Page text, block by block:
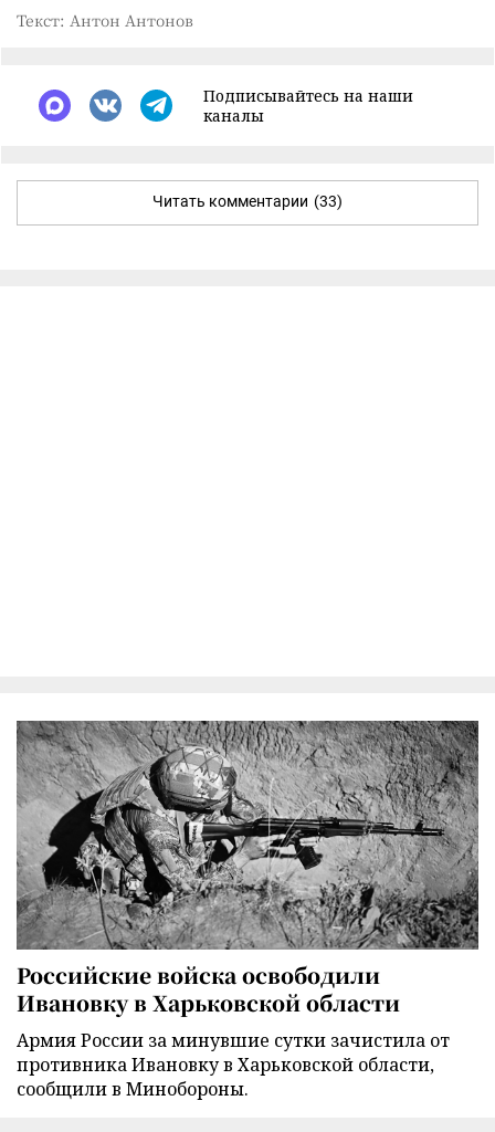
Текст: Антон Антонов
Подписывайтесь на наши
каналы
Читать комментарии (33)
Российские войска освободили
Ивановку в Харьковской области
Армия России за минувшие сутки зачистила от
противника Ивановку в Харьковской области,
сообщили в Минобороны.